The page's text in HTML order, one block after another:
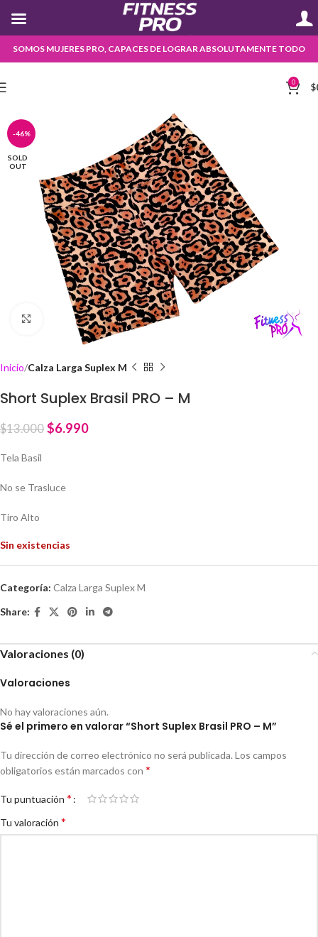
SOMOS MUJERES PRO, CAPACES DE LOGRAR ABSOLUTAMENTE TODO
0 $
-46%
SOLD
OUT
Click to enlarge
Inicio Calza Larga Suplex M
Short Suplex Brasil PRO – M
$13.000 $6.990
Tela Basil
No se Trasluce
Tiro Alto
Sin existencias
Categoría: Calza Larga Suplex M
Share:
Valoraciones (0)
Valoraciones
No hay valoraciones aún.
Sé el primero en valorar “Short Suplex Brasil PRO – M”
Tu dirección de correo electrónico no será publicada. Los campos
obligatorios están marcados con *
Tu puntuación *
Tu valoración *